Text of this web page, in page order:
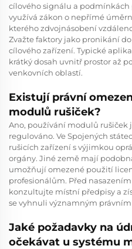
cílového signálu a
využívá zákon o nepřímé
kterého zdvojnásobení
Zvažte faktory jako pronikání
cílového zařízení. Typické
krátký dosah uvnitř prostor až
venkovních oblastí.
Existují právní
modulů rušiček?
Ano, používání modulů rušiček
regulováno. Ve Spojených
rušicích zařízení s výjimkou
orgány. Jiné země mají
umožňují omezené použití
profesionálům. Před
konzultujte místní předpisy a
se vyhnuli významným
Jaké požadavky na
očekávat u systému